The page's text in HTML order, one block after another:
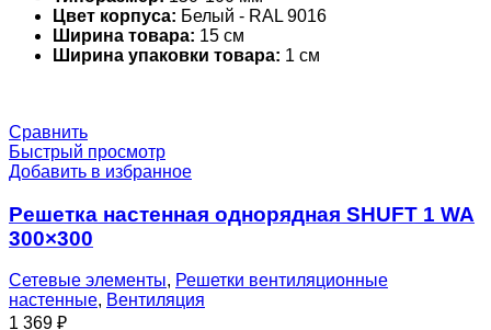
Цвет корпуса: Белый - RAL 9016
Ширина товара: 15 см
Ширина упаковки товара: 1 см
Сравнить
Быстрый просмотр
Добавить в избранное
Решетка настенная однорядная SHUFT 1 WA
300×300
Сетевые элементы, Решетки вентиляционные
настенные, Вентиляция
1 369 ₽